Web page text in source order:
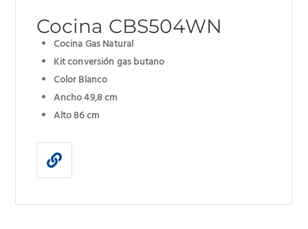
Cocina CBS504WN
Cocina Gas Natural
Kit conversión gas butano
Color Blanco
Ancho 49,8 cm
Alto 86 cm